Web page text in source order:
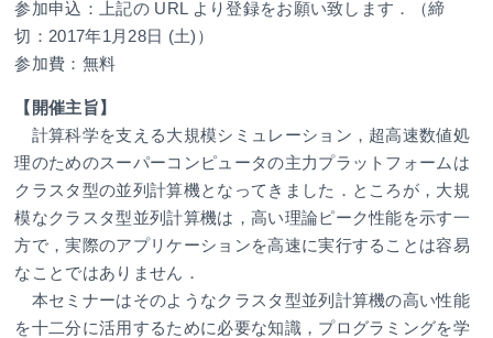
参加申込：上記の URL より登録をお願い致します．（締
切：2017年1月28日 (土)）
参加費：無料
【開催主旨】
計算科学を支える大規模シミュレーション，超高速数値処
理のためのスーパーコンピュータの主力プラットフォームは
クラスタ型の並列計算機となってきました．ところが，大規
模なクラスタ型並列計算機は，高い理論ピーク性能を示す一
方で，実際のアプリケーションを高速に実行することは容易
なことではありません．
本セミナーはそのようなクラスタ型並列計算機の高い性能
を十二分に活用するために必要な知識，プログラミングを学